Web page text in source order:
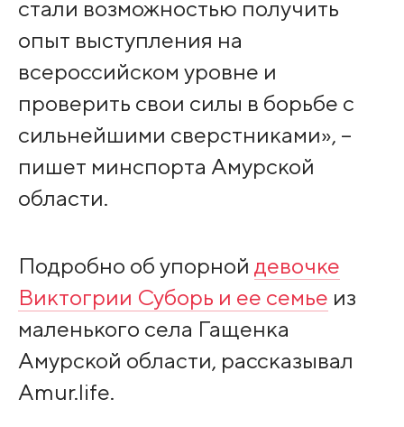
стали возможностью получить
опыт выступления на
всероссийском уровне и
проверить свои силы в борьбе с
сильнейшими сверстниками», –
пишет минспорта Амурской
области.
Подробно об упорной девочке
Виктогрии Суборь и ее семье из
маленького села Гащенка
Амурской области, рассказывал
Amur.life.